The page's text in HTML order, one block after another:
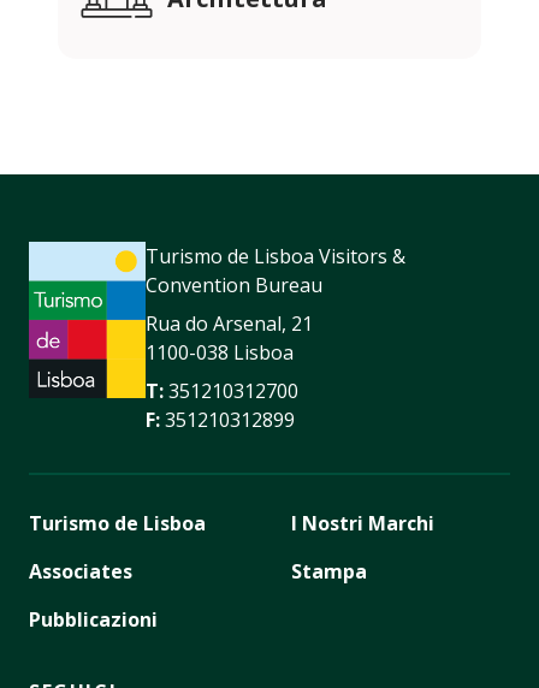
Turismo de Lisboa Visitors &
Convention Bureau
Rua do Arsenal, 21
1100-038 Lisboa
T:351210312700
F:351210312899
Turismo de Lisboa
Associates
Pubblicazioni
I Nostri Marchi
Stampa